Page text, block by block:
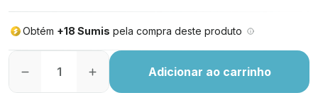
Obtém +18 Sumis pela compra deste produto
Adicionar ao carrinho